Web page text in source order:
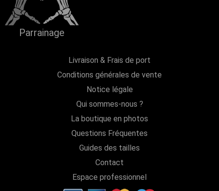
Parrainage
Livraison & Frais de port
Conditions générales de vente
Notice légale
Qui sommes-nous ?
La boutique en photos
Questions Fréquentes
Guides des tailles
Contact
Espace professionnel